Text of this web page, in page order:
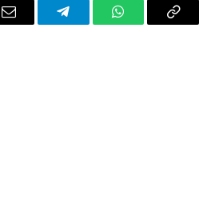
Email TelegramWhatsAppCopy